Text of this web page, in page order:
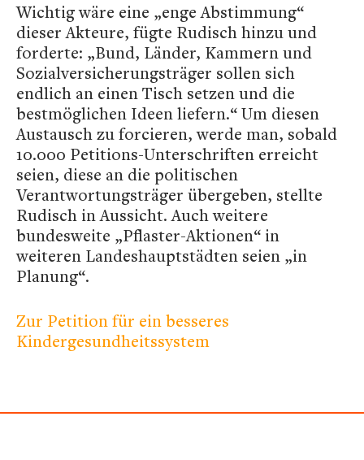
Wichtig wäre eine „enge Abstimmung“
dieser Akteure, fügte Rudisch hinzu und
forderte: „Bund, Länder, Kammern und
Sozialversicherungsträger sollen sich
endlich an einen Tisch setzen und die
bestmöglichen Ideen liefern.“ Um diesen
Austausch zu forcieren, werde man, sobald
10.000 Petitions-Unterschriften erreicht
seien, diese an die politischen
Verantwortungsträger übergeben, stellte
Rudisch in Aussicht. Auch weitere
bundesweite „Pflaster-Aktionen“ in
weiteren Landeshauptstädten seien „in
Planung“.
Zur Petition für ein besseres
Kindergesundheitssystem